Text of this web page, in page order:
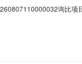
询比
08-0720:48原因描